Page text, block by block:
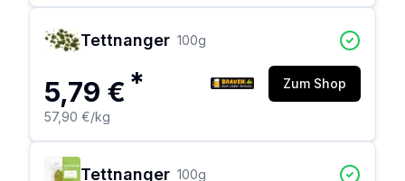
Tettnanger 100g
5,79 € *
57,90 €/kg
Zum Shop
Tettnanger 100g